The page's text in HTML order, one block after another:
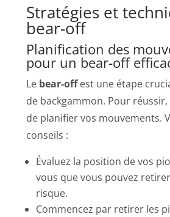
Stratégies et
bear-off
Planification des
pour un bear-off
Le bear-offest une étape
de backgammon. Pour
de planifier vos mouvements.
conseils :
Évaluez la position de vos
vous que vous pouvez
risque.
Commencez par retirer les